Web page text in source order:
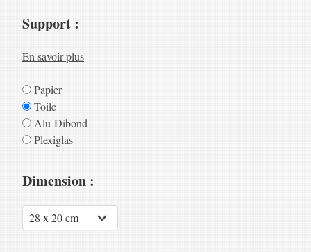
Support :
En savoir plus
Papier
Toile
Alu-Dibond
Plexiglas
Dimension :